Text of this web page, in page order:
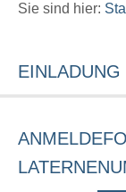
Sie sind hier:
EINLADUNG